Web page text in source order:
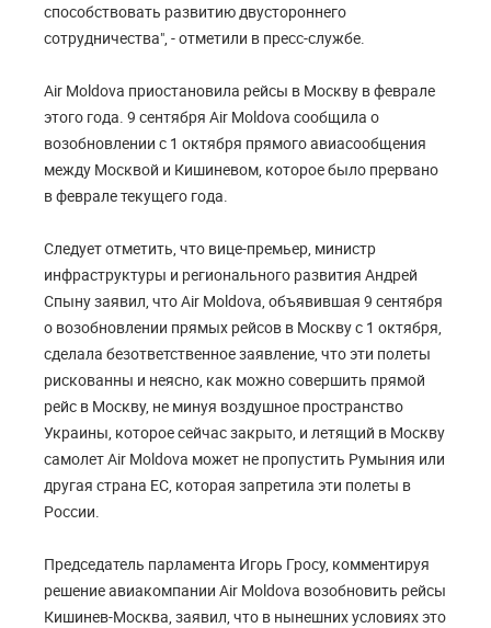
способствовать развитию двустороннего
сотрудничества", - отметили в пресс-службе.
Air Moldova приостановила рейсы в Москву в феврале
этого года. 9 сентября Air Moldova сообщила о
возобновлении с 1 октября прямого авиасообщения
между Москвой и Кишиневом, которое было прервано
в феврале текущего года.
Следует отметить, что вице-премьер, министр
инфраструктуры и регионального развития Андрей
Спыну заявил, что Air Moldova, объявившая 9 сентября
о возобновлении прямых рейсов в Москву с 1 октября,
сделала безответственное заявление, что эти полеты
рискованны и неясно, как можно совершить прямой
рейс в Москву, не минуя воздушное пространство
Украины, которое сейчас закрыто, и летящий в Москву
самолет Air Moldova может не пропустить Румыния или
другая страна ЕС, которая запретила эти полеты в
России.
Председатель парламента Игорь Гросу, комментируя
решение авиакомпании Air Moldova возобновить рейсы
Кишинев-Москва, заявил, что в нынешних условиях это